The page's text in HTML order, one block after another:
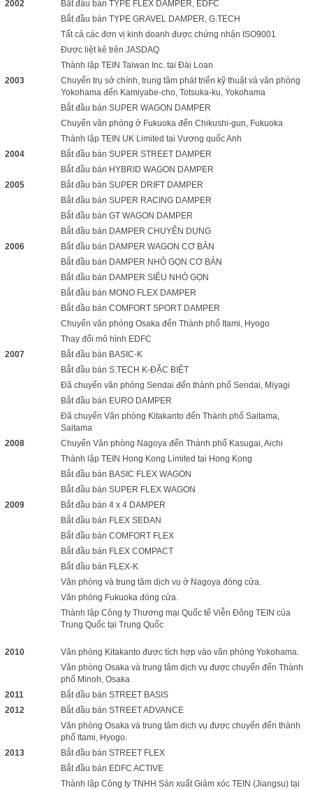
2002
Bắt đầu bán TYPE FLEX DAMPER, EDFC
Bắt đầu bán TYPE GRAVEL DAMPER, G.TECH
Tất cả các đơn vị kinh doanh được chứng nhận ISO9001
Được liệt kê trên JASDAQ
Thành lập TEIN Taiwan Inc. tại Đài Loan
2003
Chuyển trụ sở chính, trung tâm phát triển kỹ thuật và văn phòng
Yokohama đến Kamiyabe-cho, Totsuka-ku, Yokohama
Bắt đầu bán SUPER WAGON DAMPER
Chuyển văn phòng ở Fukuoka đến Chikushi-gun, Fukuoka
Thành lập TEIN UK Limited tại Vương quốc Anh
2004
Bắt đầu bán SUPER STREET DAMPER
Bắt đầu bán HYBRID WAGON DAMPER
2005
Bắt đầu bán SUPER DRIFT DAMPER
Bắt đầu bán SUPER RACING DAMPER
Bắt đầu bán GT WAGON DAMPER
Bắt đầu bán DAMPER CHUYÊN DỤNG
2006
Bắt đầu bán DAMPER WAGON CƠ BẢN
Bắt đầu bán DAMPER NHỎ GỌN CƠ BẢN
Bắt đầu bán DAMPER SIÊU NHỎ GỌN
Bắt đầu bán MONO FLEX DAMPER
Bắt đầu bán COMFORT SPORT DAMPER
Chuyển văn phòng Osaka đến Thành phố Itami, Hyogo
Thay đổi mô hình EDFC
2007
Bắt đầu bán BASIC-K
Bắt đầu bán S.TECH K-ĐẶC BIỆT
Đã chuyển văn phòng Sendai đến thành phố Sendai, Miyagi
Bắt đầu bán EURO DAMPER
Đã chuyển Văn phòng Kitakanto đến Thành phố Saitama,
Saitama
2008
Chuyển Văn phòng Nagoya đến Thành phố Kasugai, Aichi
Thành lập TEIN Hong Kong Limited tại Hong Kong
Bắt đầu bán BASIC FLEX WAGON
Bắt đầu bán SUPER FLEX WAGON
2009
Bắt đầu bán 4 x 4 DAMPER
Bắt đầu bán FLEX SEDAN
Bắt đầu bán COMFORT FLEX
Bắt đầu bán FLEX COMPACT
Bắt đầu bán FLEX-K
Văn phòng và trung tâm dịch vụ ở Nagoya đóng cửa.
Văn phòng Fukuoka đóng cửa.
Thành lập Công ty Thương mại Quốc tế Viễn Đông TEIN của
Trung Quốc tại Trung Quốc
2010
Văn phòng Kitakanto được tích hợp vào văn phòng Yokohama.
Văn phòng Osaka và trung tâm dịch vụ được chuyển đến Thành
phố Minoh, Osaka
2011
Bắt đầu bán STREET BASIS
2012
Bắt đầu bán STREET ADVANCE
Văn phòng Osaka và trung tâm dịch vụ được chuyển đến thành
phố Itami, Hyogo.
2013
Bắt đầu bán STREET FLEX
Bắt đầu bán EDFC ACTIVE
Thành lập Công ty TNHH Sản xuất Giảm xóc TEIN (Jiangsu) tại